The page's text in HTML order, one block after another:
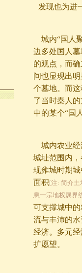
发现也为进
城内“国人
边多处国人
的观点，而
间也显现出
个墓地。而
了当时秦人
中的某个“国
城内农业经
城址范围内
现雍城时期
面积[注: 简介
息一宗地权属界
可支撑城中
流与丰沛的
经济。多元
扩愿望。